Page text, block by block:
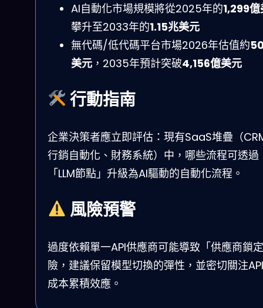
AI自動化市場規模將從2025年的1,299
攀升至2033年的1.15兆美元
無代碼/低代碼平台市場2026年估值約
美元 ，2035年預計突破4,156億美元
行動指南
企業決策者應立即評估：現有SaaS堆疊（
行銷自動化、財務系統）中，哪些流程可透過
「LLM節點」升級為AI驅動的自動化流程。
風險預警
過度依賴單一API供應商可能導致「供應商鎖
險，建議保留模型切換的彈性，並密切關注
成本累積效應。